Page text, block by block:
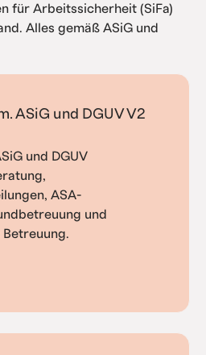
für Arbeitssicherheit (SiFa)
Alles gemäß ASiG und
ASiG und DGUV V2
und DGUV
ASA-
und